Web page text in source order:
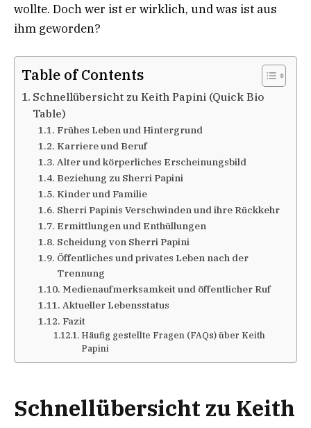
wollte. Doch wer ist er wirklich, und was ist aus
ihm geworden?
Table of Contents
Schnellübersicht zu Keith Papini (Quick Bio
Table)
Frühes Leben und Hintergrund
Karriere und Beruf
Alter und körperliches Erscheinungsbild
Beziehung zu Sherri Papini
Kinder und Familie
Sherri Papinis Verschwinden und ihre Rückkehr
Ermittlungen und Enthüllungen
Scheidung von Sherri Papini
Öffentliches und privates Leben nach der
Trennung
Medienaufmerksamkeit und öffentlicher Ruf
Aktueller Lebensstatus
Fazit
Häufig gestellte Fragen (FAQs) über Keith
Papini
Schnellübersicht zu Keith